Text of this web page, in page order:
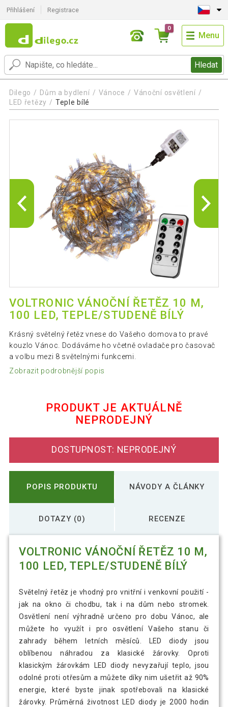
Přihlášení Registrace
Hledat
0
Menu
Dilego Dům a bydlení Vánoce
Vánoční osvětlení
LED řetězy
Teple bílé
VOLTRONIC VÁNOČNÍ ŘETĚZ 10 M,
100 LED, TEPLE/STUDENĚ BÍLÝ
Krásný světelný řetěz vnese do Vašeho domova to pravé
kouzlo Vánoc. Dodáváme ho včetně ovladače pro časovač
a volbu mezi 8 světelnými funkcemi.
Zobrazit podrobnější popis
PRODUKT JE AKTUÁLNĚ
NEPRODEJNÝ
DOSTUPNOST: NEPRODEJNÝ
POPIS PRODUKTU NÁVODY A ČLÁNKY
DOTAZY (0) RECENZE
VOLTRONIC VÁNOČNÍ ŘETĚZ 10 M,
100 LED, TEPLE/STUDENĚ BÍLÝ
Světelný řetěz je vhodný pro vnitřní i venkovní použití -
jak na okno či chodbu, tak i na dům nebo stromek.
Osvětlení není výhradně určeno pro dobu Vánoc, ale
můžete ho využít i pro osvětlení Vašeho stanu či
zahrady během letních měsíců. LED diody jsou
oblíbenou náhradou za klasické žárovky. Oproti
klasickým žárovkám LED diody nevyzařují teplo, jsou
odolné proti otřesům a můžete díky nim ušetřit až 90%
energie, které byste jinak spotřebovali na klasické
žárovky. Průměrná životnost LED diody je 2000 hodin